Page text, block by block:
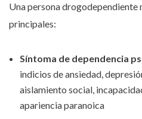
Una persona drogodependiente
principales:
Síntoma de dependencia
indicios de ansiedad,
aislamiento social,
apariencia paranoica